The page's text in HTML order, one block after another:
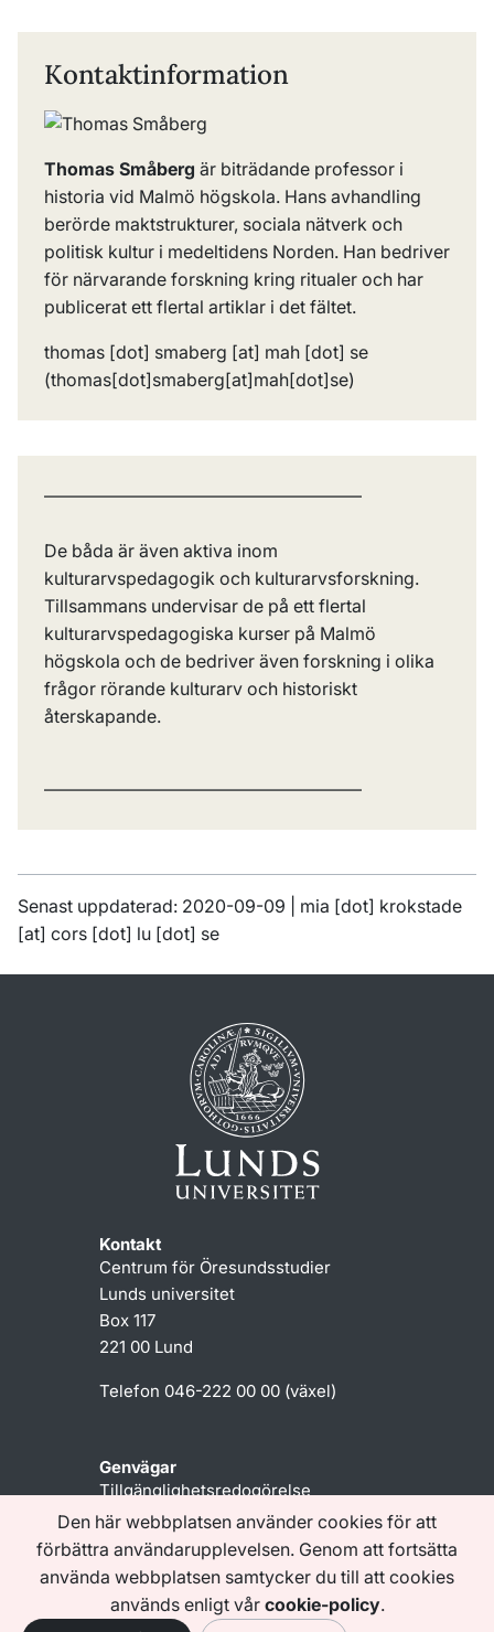
Den här webbplatsen använder cookies för att
förbättra användarupplevelsen. Genom att fortsätta
använda webbplatsen samtycker du till att cookies
används enligt vår cookie-policy.
Kontaktinformation
Thomas Småberg är biträdande professor i
historia vid Malmö högskola. Hans avhandling
berörde maktstrukturer, sociala nätverk och
politisk kultur i medeltidens Norden. Han bedriver
för närvarande forskning kring ritualer och har
publicerat ett flertal artiklar i det fältet.
thomas [dot] smaberg [at] mah [dot] se
(thomas[dot]smaberg[at]mah[dot]se)
——————————————————
De båda är även aktiva inom
kulturarvspedagogik och kulturarvsforskning.
Tillsammans undervisar de på ett flertal
kulturarvspedagogiska kurser på Malmö
högskola och de bedriver även forskning i olika
frågor rörande kulturarv och historiskt
återskapande.
——————————————————
Senast uppdaterad: 2020-09-09 | mia [dot] krokstade
[at] cors [dot] lu [dot] se
Kontakt
Centrum för Öresundsstudier
Lunds universitet
Box 117
221 00 Lund
Telefon 046-222 00 00 (växel)
Genvägar
Tillgänglighetsredogörelse
Följ oss